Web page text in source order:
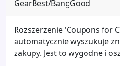
GearBest/BangGood
Rozszerzenie 'Coupons for
automatycznie wyszukuje
zakupy. Jest to wygodne i